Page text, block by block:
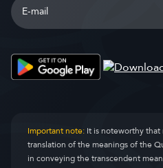
Important note:It is noteworthy
translation of the meanings of the
in conveying the transcendent